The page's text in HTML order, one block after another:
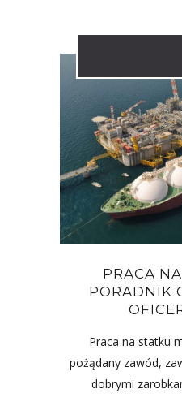
PRACA
PORADNIK
Praca na statku
pożądany zawód,
dobrymi